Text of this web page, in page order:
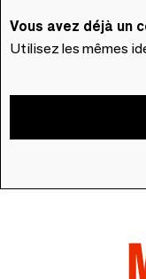
Vous avez déjà un
Utilisez les mêmes